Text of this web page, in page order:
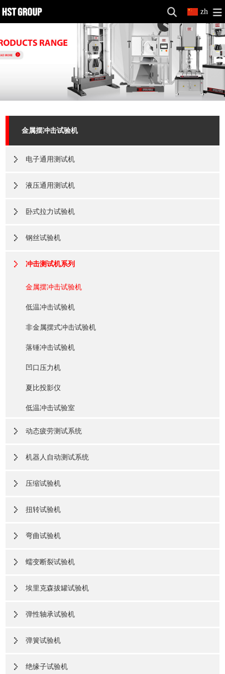
zh
金属摆冲击试验机
电子通用测试机
液压通用测试机
卧式拉力试验机
钢丝试验机
冲击测试机系列
金属摆冲击试验机
低温冲击试验机
非金属摆式冲击试验机
落锤冲击试验机
凹口压力机
夏比投影仪
低温冲击试验室
动态疲劳测试系统
机器人自动测试系统
压缩试验机
扭转试验机
弯曲试验机
蠕变断裂试验机
埃里克森拔罐试验机
弹性轴承试验机
弹簧试验机
绝缘子试验机